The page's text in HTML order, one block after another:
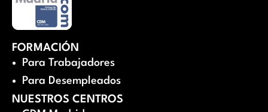
FORMACIÓN
Para Trabajadores
Para Desempleados
NUESTROS CENTROS